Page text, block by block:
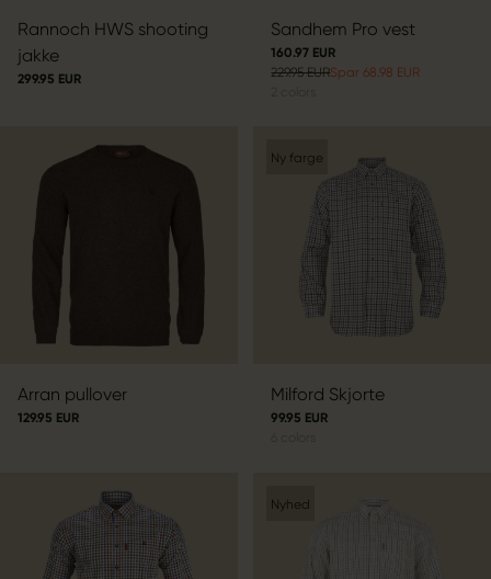
Rannoch HWS shooting
jakke
299.95 EUR
Sandhem Pro vest
160.97 EUR
229.95 EURSpar 68.98 EUR
Arran pullover
129.95 EUR
Ny farge
Milford Skjorte
99.95 EUR
Nyhed